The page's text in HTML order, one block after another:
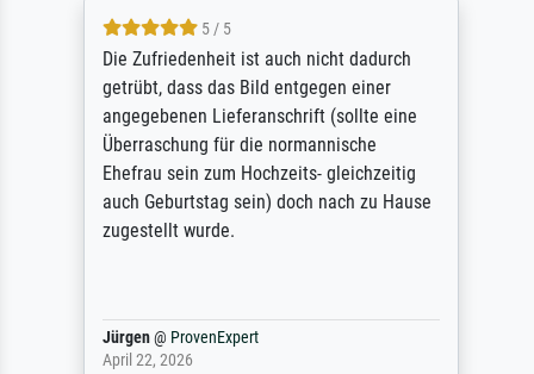
5 / 5
Die Zufriedenheit ist auch nicht dadurch
getrübt, dass das Bild entgegen einer
angegebenen Lieferanschrift (sollte eine
Überraschung für die normannische
Ehefrau sein zum Hochzeits- gleichzeitig
auch Geburtstag sein) doch nach zu Hause
zugestellt wurde.
Jürgen@ ProvenExpert
April 22, 2026